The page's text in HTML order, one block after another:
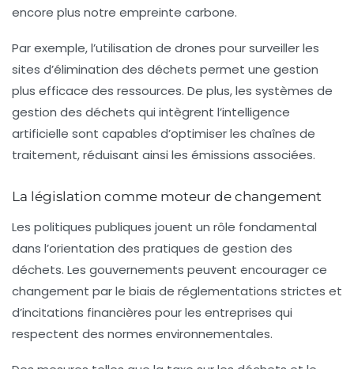
encore plus notre empreinte carbone.
Par exemple, l’utilisation de drones pour surveiller les
sites d’élimination des déchets permet une gestion
plus efficace des ressources. De plus, les systèmes de
gestion des déchets qui intègrent l’intelligence
artificielle sont capables d’optimiser les chaînes de
traitement, réduisant ainsi les émissions associées.
La législation comme moteur de changement
Les politiques publiques jouent un rôle fondamental
dans l’orientation des pratiques de gestion des
déchets. Les gouvernements peuvent encourager ce
changement par le biais de réglementations strictes et
d’incitations financières pour les entreprises qui
respectent des normes environnementales.